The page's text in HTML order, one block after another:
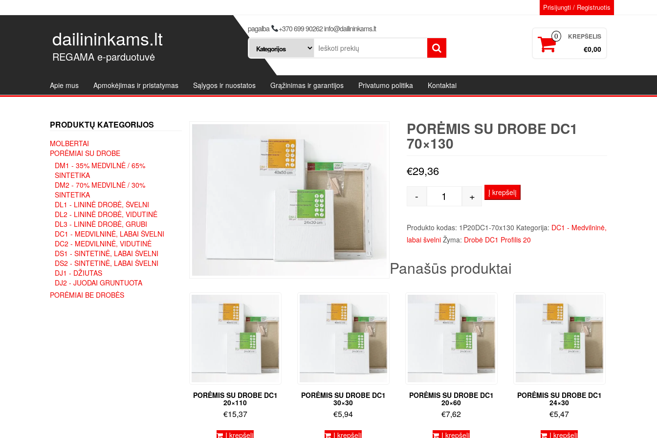
Prisijungti / Registruotis
dailininkams.lt
REGAMA e-parduotuvė
pagalba +370 699 90262 info@dailininkams.lt
0 KREPŠELIS
€0,00
Apie mus Apmokėjimas ir pristatymas Sąlygos ir nuostatos Grąžinimas ir garantijos Privatumo politika Kontaktai
PRODUKTŲ KATEGORIJOS
MOLBERTAI
PORĖMIAI SU DROBE
DM1 - 35% MEDVILNĖ / 65%
SINTETIKA
DM2 - 70% MEDVILNĖ / 30%
SINTETIKA
DL1 - LININĖ DROBĖ, ŠVELNI
DL2 - LININĖ DROBĖ, VIDUTINĖ
DL3 - LININĖ DROBĖ, GRUBI
DC1 - MEDVILNINĖ, LABAI ŠVELNI
DC2 - MEDVILNINĖ, VIDUTINĖ
DS1 - SINTETINĖ, LABAI ŠVELNI
DS2 - SINTETINĖ, LABAI ŠVELNI
DJ1 - DŽIUTAS
DJ2 - JUODAI GRUNTUOTA
PORĖMIAI BE DROBĖS
PORĖMIS SU DROBE DC1
70×130
€29,36
produkto kiekis: Porėmis su drobe DC1 70x130
- + Į krepšelį
Produkto kodas: 1P20DC1-70x130 Kategorija: DC1 - Medvilninė,
labai švelni Žyma: Drobė DC1 Profilis 20
Panašūs produktai
PORĖMIS SU DROBE DC1
20×110
€15,37
Į krepšelį
PORĖMIS SU DROBE DC1
30×30
€5,94
Į krepšelį
PORĖMIS SU DROBE DC1
20×60
€7,62
Į krepšelį
PORĖMIS SU DROBE DC1
24×30
€5,47
Į krepšelį